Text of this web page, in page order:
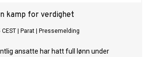
kamp for verdighet
Parat Pressemelding
ansatte har hatt full lønn under